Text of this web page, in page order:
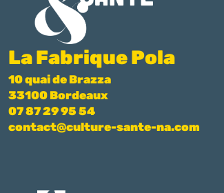
La Fabrique Pola
10 quai de Brazza
33100 Bordeaux
07 87 29 95 54
contact@culture-sante-na.com